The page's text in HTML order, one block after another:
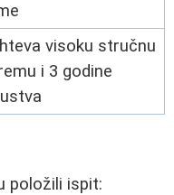
visoku stručnu
i 3 godine
položili ispit: